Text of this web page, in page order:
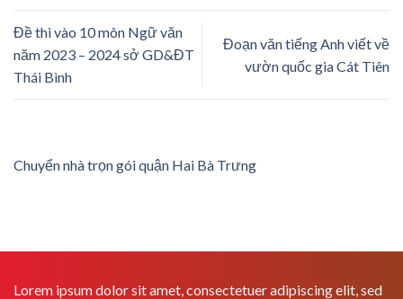
Đề thi vào 10 môn Ngữ văn
năm 2023 – 2024 sở GD&ĐT
Thái Bình
Đoạn văn tiếng Anh viết về
vườn quốc gia Cát Tiên
Chuyển nhà trọn gói quận Hai Bà Trưng
Lorem ipsum dolor sit amet, consectetuer adipiscing elit, sed